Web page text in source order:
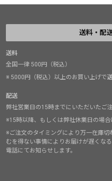
送料・配
送料
全国一律 500円（税込）
※ 5000円（税込）以上のお買い上げで
配送
弊社営業日の15時までにいただいたご
※15時以降、もしくは弊社休業日の場合
※ご注文のタイミングにより万一在庫
むを得ない事情によりお届けが遅くな
電話にてお知らせします。